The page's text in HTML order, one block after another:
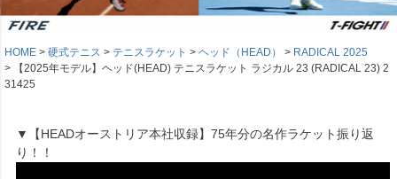
HOME 硬式テニス テニスラケット ヘッド（HEAD）
RADICAL 2025
【2025年モデル】ヘッド(HEAD) テニスラケット ラジカル 23 (RADICAL 23) 2
31425
▼【HEADオーストリア本社収録】75年分の名作ラケット振り返
り！！